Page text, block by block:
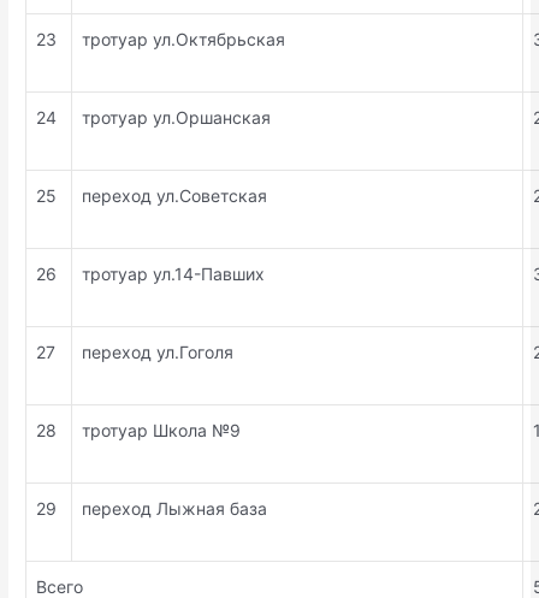
23 тротуар ул.Октябрьская
24 тротуар ул.Оршанская
25 переход ул.Советская
26 тротуар ул.14-Павших
27 переход ул.Гоголя
28 тротуар Школа №9
29 переход Лыжная база
Всего